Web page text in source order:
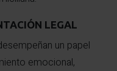
LEGAL
un papel
emocional,